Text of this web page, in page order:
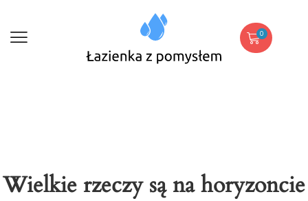
0
Wielkie rzeczy są na horyzoncie